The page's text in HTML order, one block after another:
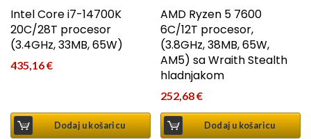
Intel Core i7-14700K
20C/28T procesor
(3.4GHz, 33MB, 65W)
435,16€
Dodaj u košaricu
AMD Ryzen 5 7600
6C/12T procesor,
(3.8GHz, 38MB, 65W,
AM5) sa Wraith Stealth
hladnjakom
252,68€
Dodaj u košaricu